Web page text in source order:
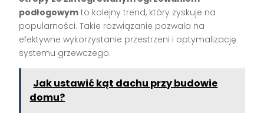
podłogowym to kolejny trend, który zyskuje na
popularności. Takie rozwiązanie pozwala na
efektywne wykorzystanie przestrzeni i optymalizację
systemu grzewczego.
Jak ustawić kąt dachu przy budowie
domu?